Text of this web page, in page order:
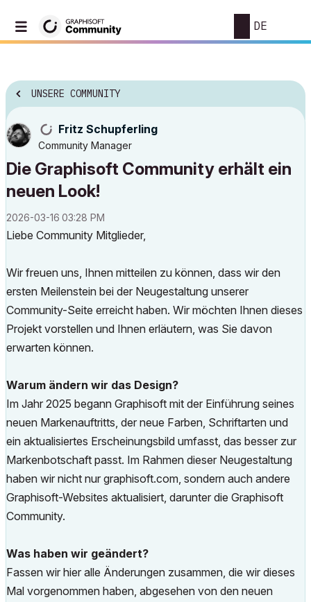
DE
UNSERE COMMUNITY
Fritz Schupferling
Community Manager
Die Graphisoft Community erhält ein
neuen Look!
‎2026-03-16 03:28 PM
Liebe Community Mitglieder,
Wir freuen uns, Ihnen mitteilen zu können, dass wir den
ersten Meilenstein bei der Neugestaltung unserer
Community-Seite erreicht haben. Wir möchten Ihnen dieses
Projekt vorstellen und Ihnen erläutern, was Sie davon
erwarten können.
Warum ändern wir das Design?
Im Jahr 2025 begann Graphisoft mit der Einführung seines
neuen Markenauftritts, der neue Farben, Schriftarten und
ein aktualisiertes Erscheinungsbild umfasst, das besser zur
Markenbotschaft passt. Im Rahmen dieser Neugestaltung
haben wir nicht nur graphisoft.com, sondern auch andere
Graphisoft-Websites aktualisiert, darunter die Graphisoft
Community.
Was haben wir geändert?
Fassen wir hier alle Änderungen zusammen, die wir dieses
Mal vorgenommen haben, abgesehen von den neuen